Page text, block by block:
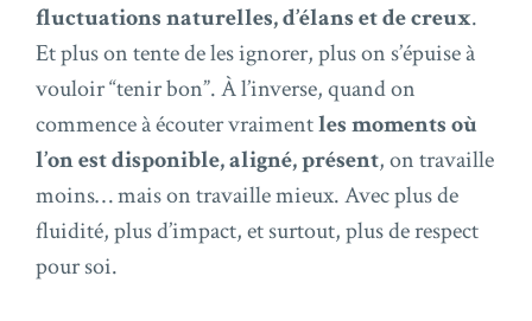
fluctuations naturelles, d’élans et de creux.
Et plus on tente de les ignorer, plus on s’épuise à
vouloir “tenir bon”. À l’inverse, quand on
commence à écouter vraimentles moments où
l’on est disponible, aligné, présent, on travaille
moins… mais on travaille mieux. Avec plus de
fluidité, plus d’impact, et surtout, plus de respect
pour soi.